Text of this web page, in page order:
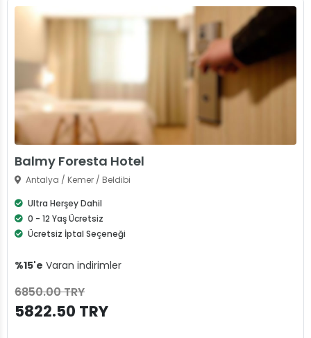
Balmy Foresta Hotel
Antalya / Kemer / Beldibi
Ultra Herşey Dahil
0 - 12 Yaş Ücretsiz
Ücretsiz İptal Seçeneği
%15'e Varan indirimler
6850.00 TRY
5822.50 TRY